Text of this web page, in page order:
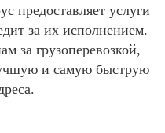
предоставляет услуги
за их исполнением.
за грузоперевозкой,
и самую быструю